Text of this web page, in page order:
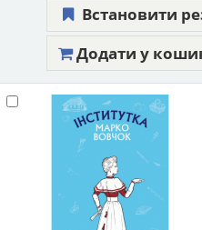
Встановити
Додати у